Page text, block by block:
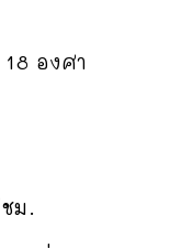
องศา
ม.